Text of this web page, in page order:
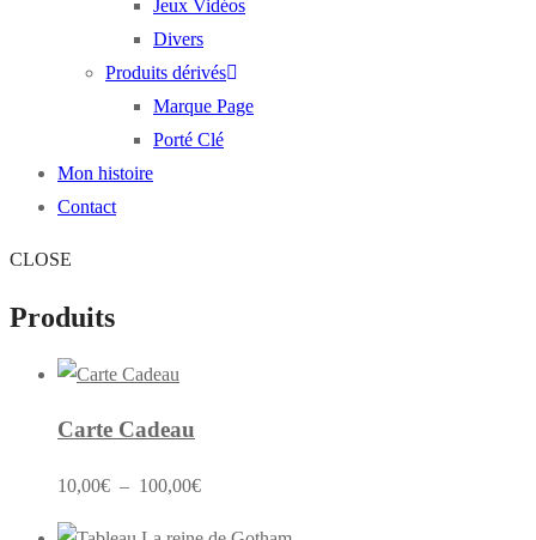
Jeux Vidéos
Divers
Produits dérivés
Marque Page
Porté Clé
Mon histoire
Contact
CLOSE
Produits
Carte Cadeau
10,00€ – 100,00€Plage